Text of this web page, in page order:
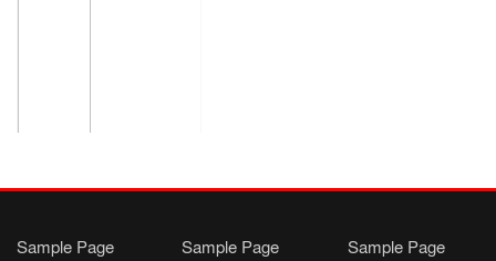
Sample Page Sample Page Sample Page